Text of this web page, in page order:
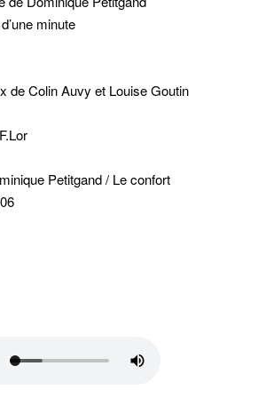
minute
de Colin Auvy et Louise Goutin
Petitgand / Le confort